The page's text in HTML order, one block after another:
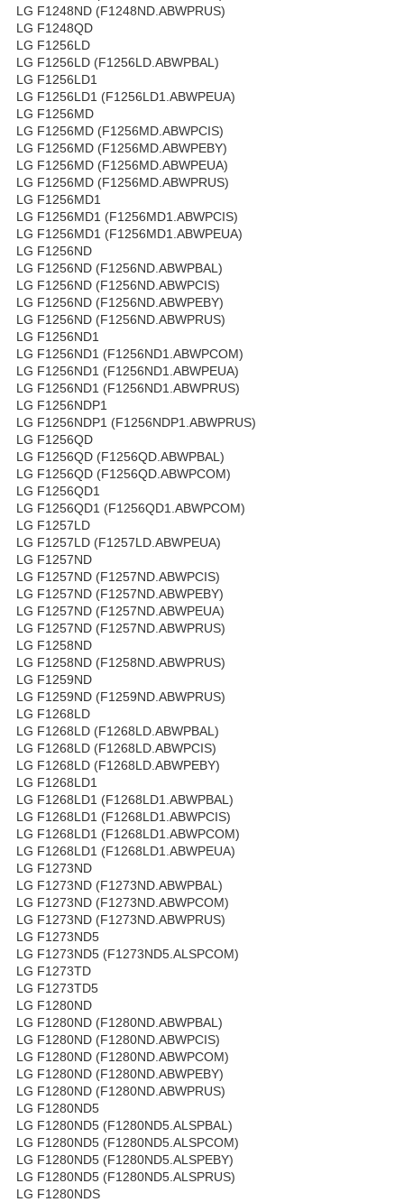
LG F1248ND (F1248ND.ABWPRUS)
LG F1248QD
LG F1256LD
LG F1256LD (F1256LD.ABWPBAL)
LG F1256LD1
LG F1256LD1 (F1256LD1.ABWPEUA)
LG F1256MD
LG F1256MD (F1256MD.ABWPCIS)
LG F1256MD (F1256MD.ABWPEBY)
LG F1256MD (F1256MD.ABWPEUA)
LG F1256MD (F1256MD.ABWPRUS)
LG F1256MD1
LG F1256MD1 (F1256MD1.ABWPCIS)
LG F1256MD1 (F1256MD1.ABWPEUA)
LG F1256ND
LG F1256ND (F1256ND.ABWPBAL)
LG F1256ND (F1256ND.ABWPCIS)
LG F1256ND (F1256ND.ABWPEBY)
LG F1256ND (F1256ND.ABWPRUS)
LG F1256ND1
LG F1256ND1 (F1256ND1.ABWPCOM)
LG F1256ND1 (F1256ND1.ABWPEUA)
LG F1256ND1 (F1256ND1.ABWPRUS)
LG F1256NDP1
LG F1256NDP1 (F1256NDP1.ABWPRUS)
LG F1256QD
LG F1256QD (F1256QD.ABWPBAL)
LG F1256QD (F1256QD.ABWPCOM)
LG F1256QD1
LG F1256QD1 (F1256QD1.ABWPCOM)
LG F1257LD
LG F1257LD (F1257LD.ABWPEUA)
LG F1257ND
LG F1257ND (F1257ND.ABWPCIS)
LG F1257ND (F1257ND.ABWPEBY)
LG F1257ND (F1257ND.ABWPEUA)
LG F1257ND (F1257ND.ABWPRUS)
LG F1258ND
LG F1258ND (F1258ND.ABWPRUS)
LG F1259ND
LG F1259ND (F1259ND.ABWPRUS)
LG F1268LD
LG F1268LD (F1268LD.ABWPBAL)
LG F1268LD (F1268LD.ABWPCIS)
LG F1268LD (F1268LD.ABWPEBY)
LG F1268LD1
LG F1268LD1 (F1268LD1.ABWPBAL)
LG F1268LD1 (F1268LD1.ABWPCIS)
LG F1268LD1 (F1268LD1.ABWPCOM)
LG F1268LD1 (F1268LD1.ABWPEUA)
LG F1273ND
LG F1273ND (F1273ND.ABWPBAL)
LG F1273ND (F1273ND.ABWPCOM)
LG F1273ND (F1273ND.ABWPRUS)
LG F1273ND5
LG F1273ND5 (F1273ND5.ALSPCOM)
LG F1273TD
LG F1273TD5
LG F1280ND
LG F1280ND (F1280ND.ABWPBAL)
LG F1280ND (F1280ND.ABWPCIS)
LG F1280ND (F1280ND.ABWPCOM)
LG F1280ND (F1280ND.ABWPEBY)
LG F1280ND (F1280ND.ABWPRUS)
LG F1280ND5
LG F1280ND5 (F1280ND5.ALSPBAL)
LG F1280ND5 (F1280ND5.ALSPCOM)
LG F1280ND5 (F1280ND5.ALSPEBY)
LG F1280ND5 (F1280ND5.ALSPRUS)
LG F1280NDS